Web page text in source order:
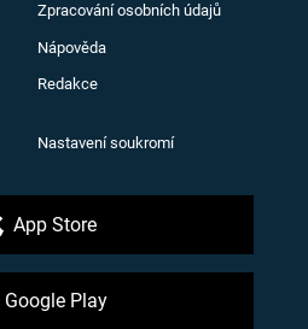
Zpracování osobních údajů
Nápověda
Redakce
Nastavení soukromí
App Store
Google Play